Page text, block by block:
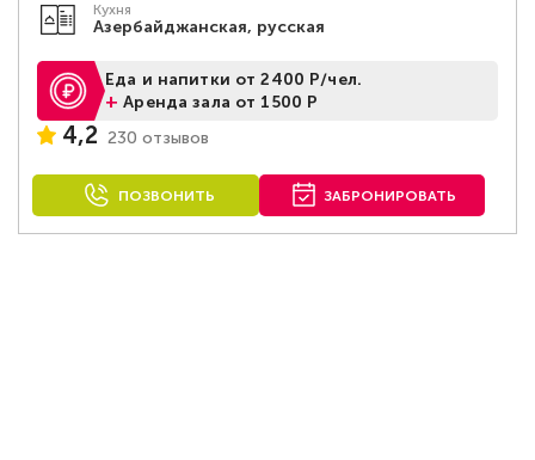
Кухня
Азербайджанская, русская
Еда и напитки от 2400 Р/чел.
+Аренда зала от 1500 Р
4,2 230 отзывов
ПОЗВОНИТЬ ЗАБРОНИРОВАТЬ